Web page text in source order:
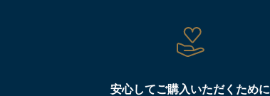
安心してご購入いただくために